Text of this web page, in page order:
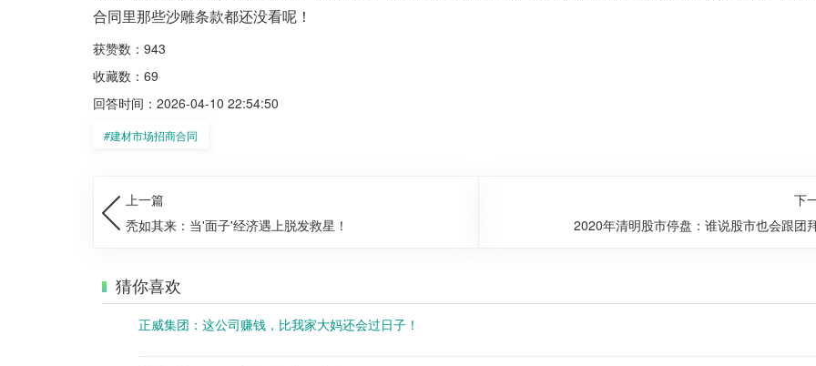
合同里那些沙雕条款都还没看呢！
获赞数：943
收藏数：69
回答时间：2026-04-10 22:54:50
#建材市场招商合同
上一篇
秃如其来：当'面子'经济遇上脱发救星！
下
2020年清明股市停盘：谁说股市也会跟团
猜你喜欢
正威集团：这公司赚钱，比我家大妈还会过日子！